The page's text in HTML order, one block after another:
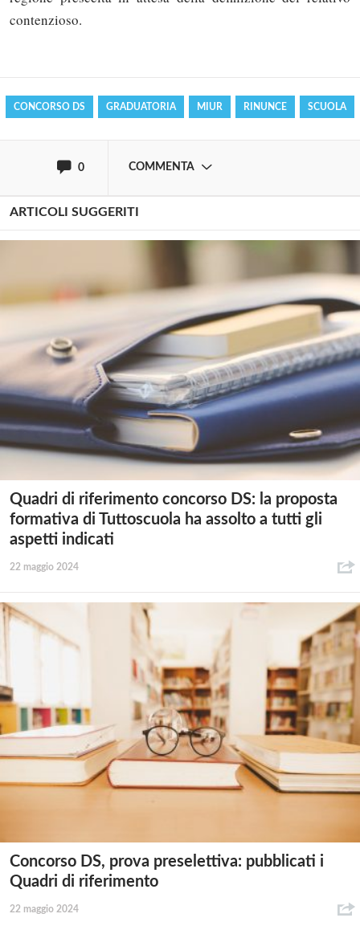
contenzioso.
CONCORSO DS GRADUATORIA MIUR RINUNCE SCUOLA
0 COMMENTA
commentare!
ARTICOLI SUGGERITI
Quadri di riferimento concorso DS: la proposta
formativa di Tuttoscuola ha assolto a tutti gli
aspetti indicati
22 maggio 2024
Concorso DS, prova preselettiva: pubblicati i
Quadri di riferimento
22 maggio 2024